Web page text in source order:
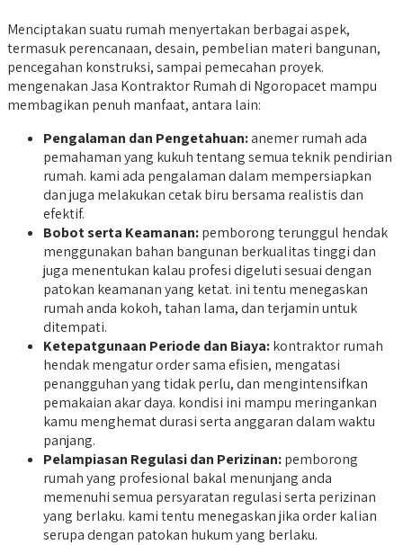
Menciptakan suatu rumah menyertakan berbagai aspek,
termasuk perencanaan, desain, pembelian materi bangunan,
pencegahan konstruksi, sampai pemecahan proyek.
mengenakan Jasa Kontraktor Rumah di Ngoropacet mampu
membagikan penuh manfaat, antara lain:
Pengalaman dan Pengetahuan:anemer rumah ada
pemahaman yang kukuh tentang semua teknik pendirian
rumah. kami ada pengalaman dalam mempersiapkan
dan juga melakukan cetak biru bersama realistis dan
efektif.
Bobot serta Keamanan:pemborong terunggul hendak
menggunakan bahan bangunan berkualitas tinggi dan
juga menentukan kalau profesi digeluti sesuai dengan
patokan keamanan yang ketat. ini tentu menegaskan
rumah anda kokoh, tahan lama, dan terjamin untuk
ditempati.
Ketepatgunaan Periode dan Biaya:kontraktor rumah
hendak mengatur order sama efisien, mengatasi
penangguhan yang tidak perlu, dan mengintensifkan
pemakaian akar daya. kondisi ini mampu meringankan
kamu menghemat durasi serta anggaran dalam waktu
panjang.
Pelampiasan Regulasi dan Perizinan:pemborong
rumah yang profesional bakal menunjang anda
memenuhi semua persyaratan regulasi serta perizinan
yang berlaku. kami tentu menegaskan jika order kalian
serupa dengan patokan hukum yang berlaku.